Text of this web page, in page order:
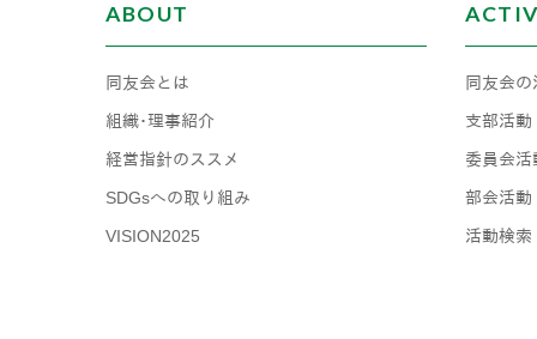
ABOUT
同友会とは
同友会の
組織･理事紹介
支部活動
経営指針のススメ
委員会活
SDGsへの取り組み
部会活動
VISION2025
活動検索